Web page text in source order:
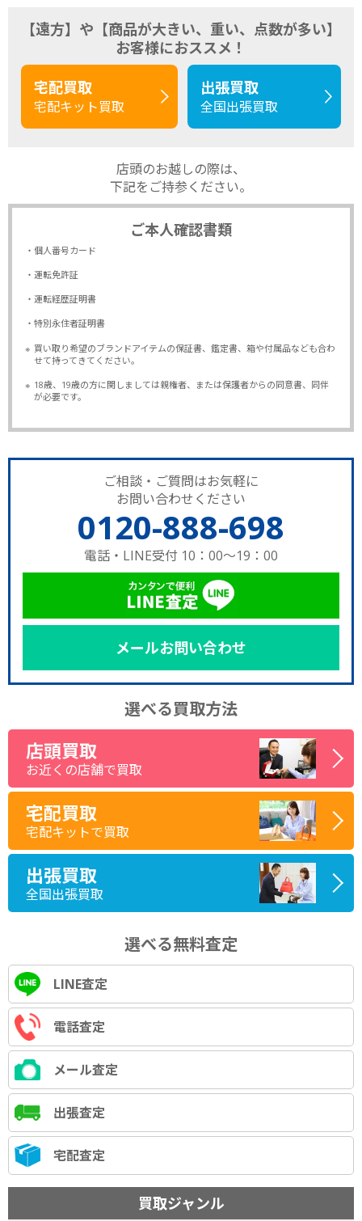
【遠方】や【商品が大きい、重い、点数が多い】
お客様におススメ！
宅配買取
宅配キット買取
出張買取
全国出張買取
店頭のお越しの際は、
下記をご持参ください。
ご本人確認書類
・個人番号カード
・運転免許証
・運転経歴証明書
・特別永住者証明書
※ 買い取り希望のブランドアイテムの保証書、鑑定書、箱や付属品なども合わ
せて持ってきてください。
※ 18歳、19歳の方に関しましては親権者、または保護者からの同意書、同伴
が必要です。
ご相談・ご質問はお気軽に
お問い合わせください
0120-888-698
電話・LINE受付 10：00～19：00
メールお問い合わせ
選べる買取方法
店頭買取
お近くの店舗で買取
宅配買取
宅配キットで買取
出張買取
全国出張買取
選べる無料査定
LINE査定
電話査定
メール査定
出張査定
宅配査定
買取ジャンル